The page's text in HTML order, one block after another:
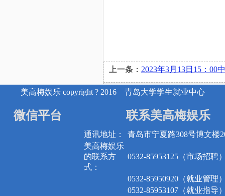
上一条： 2023年3月13日15：00中国电建集团山东电力建设第一工程有限公司
美高梅娱乐 copyright ? 2016 青岛大学学生就业中心
微信平台 联系美高梅娱乐
通讯地址：
青岛市宁夏路308号博文楼
美高梅娱乐
的联系方
式：
0532-85953125（市场招聘
0532-85950920（就业管理
0532-85953107（就业指导